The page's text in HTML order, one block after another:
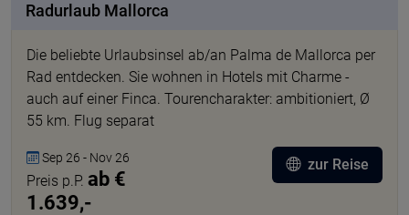
Radurlaub Mallorca
Die beliebte Urlaubsinsel ab/an Palma de Mallorca per
Rad entdecken. Sie wohnen in Hotels mit Charme -
auch auf einer Finca. Tourencharakter: ambitioniert, Ø
55 km. Flug separat
Sep 26 - Nov 26
Preis p.P. ab €
1.639,-
zur Reise